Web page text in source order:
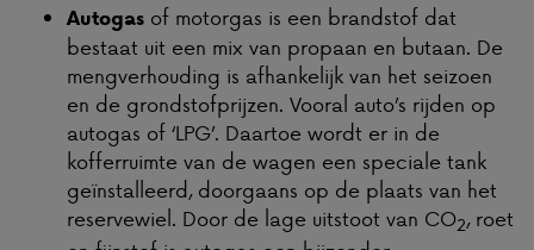
Autogas of motorgas is een brandstof dat
bestaat uit een mix van propaan en butaan. De
mengverhouding is afhankelijk van het seizoen
en de grondstofprijzen. Vooral auto’s rijden op
autogas of ‘LPG’. Daartoe wordt er in de
kofferruimte van de wagen een speciale tank
geïnstalleerd, doorgaans op de plaats van het
reservewiel. Door de lage uitstoot van CO2, roet